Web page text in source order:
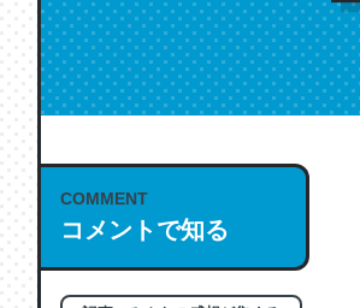
COMMENT
コメントで知る
これは名文。彼はとてもクレバー
─今のこの状況が信じられるかい？ by ラ